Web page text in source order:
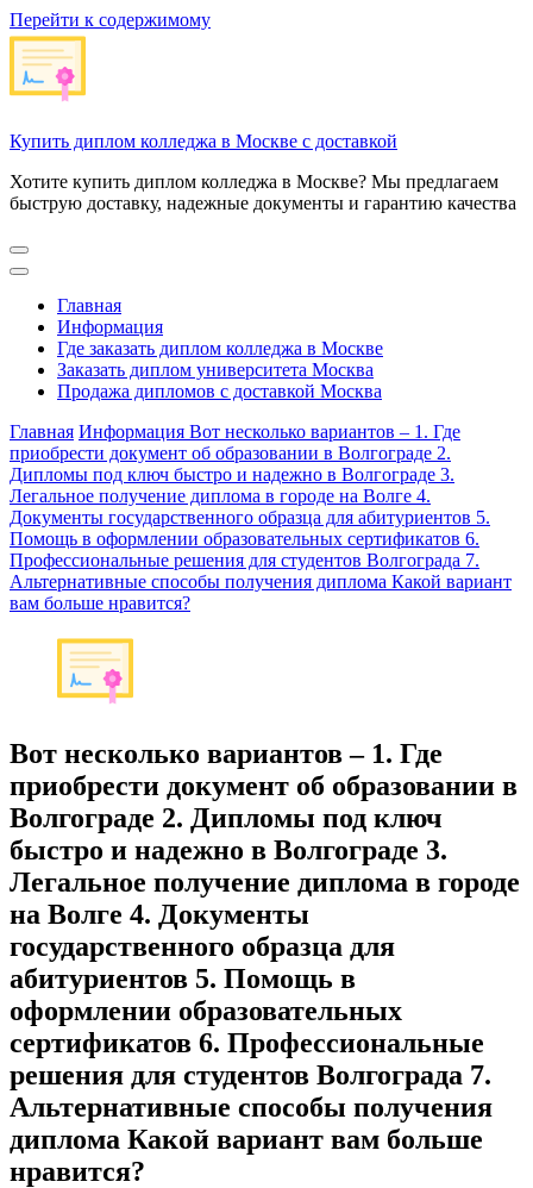
Перейти к содержимому
Купить диплом колледжа в Москве с доставкой
Хотите купить диплом колледжа в Москве? Мы предлагаем
быструю доставку, надежные документы и гарантию качества
Главная
Информация
Где заказать диплом колледжа в Москве
Заказать диплом университета Москва
Продажа дипломов с доставкой Москва
Главная Информация Вот несколько вариантов – 1. Где
приобрести документ об образовании в Волгограде 2.
Дипломы под ключ быстро и надежно в Волгограде 3.
Легальное получение диплома в городе на Волге 4.
Документы государственного образца для абитуриентов 5.
Помощь в оформлении образовательных сертификатов 6.
Профессиональные решения для студентов Волгограда 7.
Альтернативные способы получения диплома Какой вариант
вам больше нравится?
Вот несколько вариантов – 1. Где
приобрести документ об образовании в
Волгограде 2. Дипломы под ключ
быстро и надежно в Волгограде 3.
Легальное получение диплома в городе
на Волге 4. Документы
государственного образца для
абитуриентов 5. Помощь в
оформлении образовательных
сертификатов 6. Профессиональные
решения для студентов Волгограда 7.
Альтернативные способы получения
диплома Какой вариант вам больше
нравится?